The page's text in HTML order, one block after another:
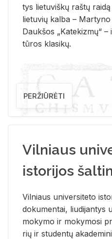
tys lie­tu­viš­kų raš­tų
lie­tu­vių kal­ba –
Dauk­šos „Ka­te­kiz­mų“
tū­ros kla­si­kų.
PERŽIŪRĖTI
Vilniaus
istorijos
Vil­niaus uni­ver­si­te­to
do­ku­men­tai, liu­di­jan­tys
mo­ky­mo ir mo­ky­mo­si
rių ir stu­den­tų